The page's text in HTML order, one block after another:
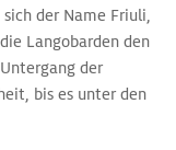
der Name Friuli,
Langobarden den
der
bis es unter den